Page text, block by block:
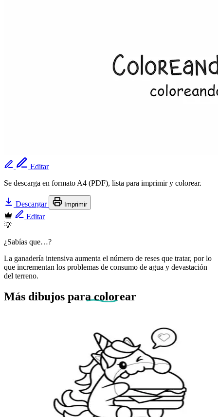
Editar
Se descarga en formato A4 (PDF), lista para imprimir y colorear.
Descargar Imprimir
Editar
💡
¿Sabías que…?
La ganadería intensiva aumenta el número de reses que tratar, por lo
que incrementan los problemas de consumo de agua y devastación
del terreno.
Más dibujos para colorear